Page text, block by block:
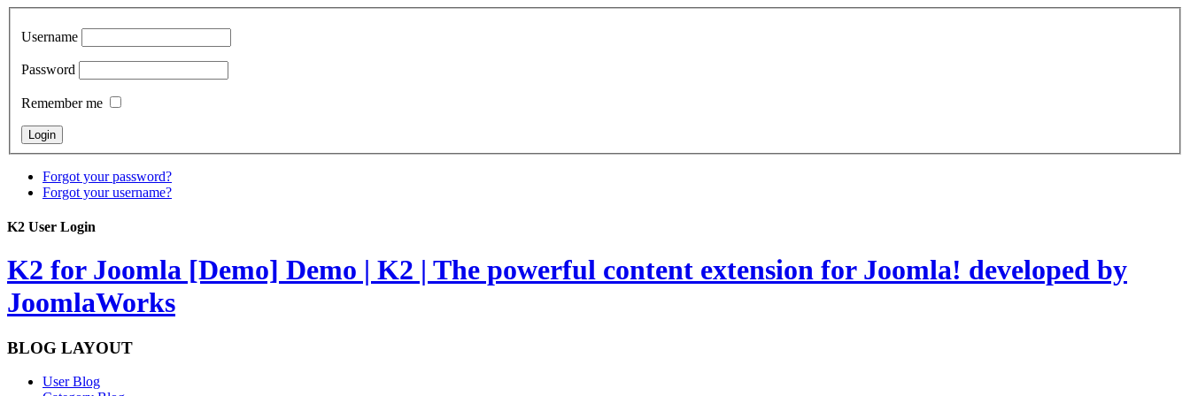
Username
Password
Remember me
Forgot your password?
Forgot your username?
K2 User Login
K2 for Joomla [Demo] Demo | K2 | The powerful content extension for Joomla! developed by
JoomlaWorks
BLOG LAYOUT
User Blog